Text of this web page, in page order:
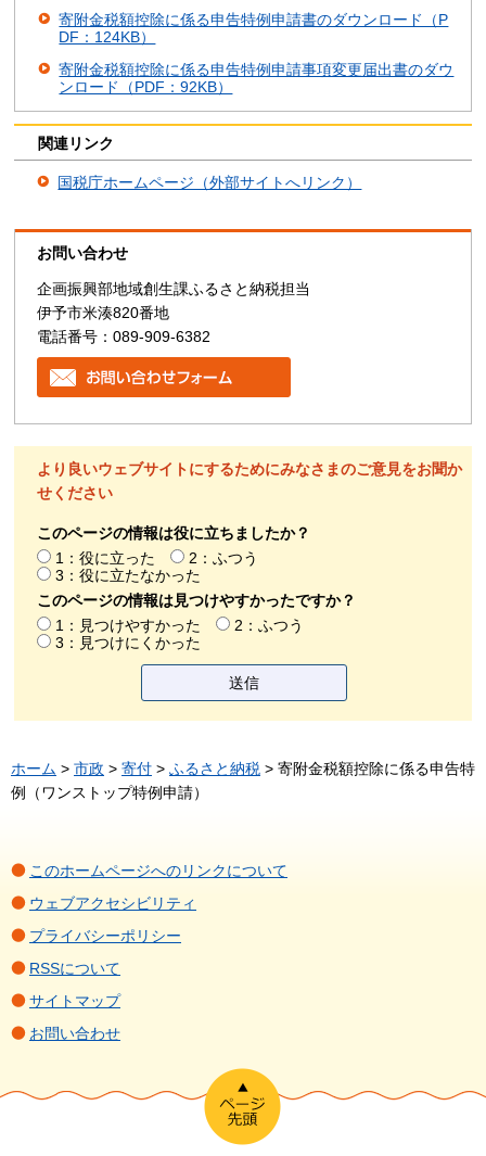
寄附金税額控除に係る申告特例申請書のダウンロード（P
DF：124KB）
寄附金税額控除に係る申告特例申請事項変更届出書のダウ
ンロード（PDF：92KB）
関連リンク
国税庁ホームページ（外部サイトへリンク）
お問い合わせ
企画振興部地域創生課ふるさと納税担当
伊予市米湊820番地
電話番号：089-909-6382
より良いウェブサイトにするためにみなさまのご意見をお聞か
せください
このページの情報は役に立ちましたか？
1：役に立った
2：ふつう
3：役に立たなかった
このページの情報は見つけやすかったですか？
1：見つけやすかった
2：ふつう
3：見つけにくかった
ホーム > 市政 > 寄付 > ふるさと納税 > 寄附金税額控除に係る申告特
例（ワンストップ特例申請）
このホームページへのリンクについて
ウェブアクセシビリティ
プライバシーポリシー
RSSについて
サイトマップ
お問い合わせ